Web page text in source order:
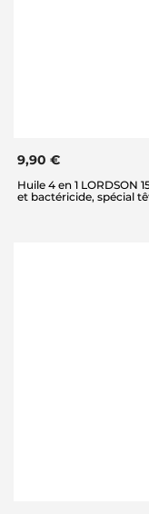
9,90 €
Huile 4 en 1
et bactéricide, spécial